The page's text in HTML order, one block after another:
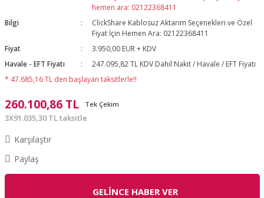
hemen ara: 02122368411
Bilgi
ClickShare Kablosuz Aktarım Seçenekleri ve Özel
Fiyat İçin Hemen Ara: 02122368411
Fiyat
3.950,00 EUR + KDV
Havale - EFT Fiyatı
247.095,82 TL KDV Dahil Nakit / Havale / EFT Fiyatı
* 47.685,16 TL den başlayan taksitlerle!!
260.100,86 TL Tek Çekim
3X91.035,30 TL taksitle
Karşılaştır
Paylaş
GELİNCE HABER VER